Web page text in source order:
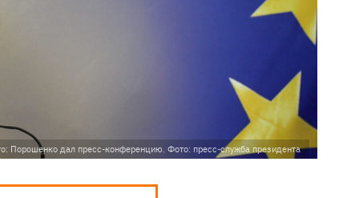
Порошенко дал пресс-конференцию. Фото: пресс-служба президента